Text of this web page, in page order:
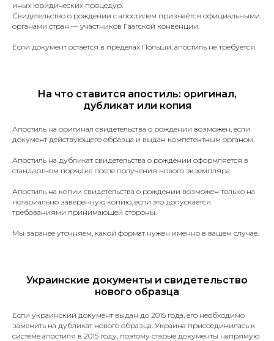
иных юридических процедур.
Свидетельство о рождении с апостилем признаётся официальными
органами стран — участников Гаагской конвенции.
Если документ остаётся в пределах Польши, апостиль не требуется.
На что ставится апостиль: оригинал,
дубликат или копия
Апостиль на оригинал свидетельства о рождении возможен, если
документ действующего образца и выдан компетентным органом.
Апостиль на дубликат свидетельства о рождении оформляется в
стандартном порядке после получения нового экземпляра.
Апостиль на копии свидетельства о рождении возможен только на
нотариально заверенную копию, если это допускается
требованиями принимающей стороны.
Мы заранее уточняем, какой формат нужен именно в вашем случае.
Украинские документы и свидетельство
нового образца
Если украинский документ выдан до 2015 года, его необходимо
заменить на дубликат нового образца. Украина присоединилась к
системе апостиля в 2015 году, поэтому старые документы напрямую
Наши услуги
Присяжные переводы
Паспорт или иной документ,
удостоверяющий личность.